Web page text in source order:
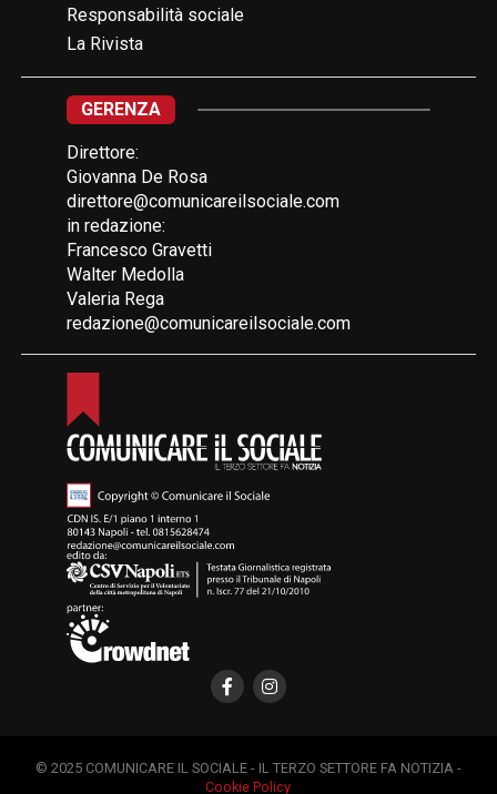
Responsabilità sociale
La Rivista
GERENZA
Direttore:
Giovanna De Rosa
direttore@comunicareilsociale.com
in redazione:
Francesco Gravetti
Walter Medolla
Valeria Rega
redazione@comunicareilsociale.com
© 2025 COMUNICARE IL SOCIALE - IL TERZO SETTORE FA NOTIZIA -
Cookie Policy